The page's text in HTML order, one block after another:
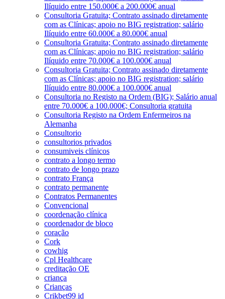
Ilíquido entre 150.000€ a 200.000€ anual
Consultoria Gratuita; Contrato assinado diretamente
com as Clínicas; apoio no BIG registration; salário
Ilíquido entre 60.000€ a 80.000€ anual
Consultoria Gratuita; Contrato assinado diretamente
com as Clínicas; apoio no BIG registration; salário
Ilíquido entre 70.000€ a 100.000€ anual
Consultoria Gratuita; Contrato assinado diretamente
com as Clínicas; apoio no BIG registration; salário
Ilíquido entre 80.000€ a 100.000€ anual
Consultoria no Registo na Ordem (BIG); Salário anual
entre 70.000€ a 100.000€; Consultoria gratuita
Consultoria Registo na Ordem Enfermeiros na
Alemanha
Consultorio
consultorios privados
consumiveis clínicos
contrato a longo termo
contrato de longo prazo
contrato França
contrato permanente
Contratos Permanentes
Convencional
coordenação clínica
coordenador de bloco
coração
Cork
cowhig
Cpl Healthcare
creditação OE
criança
Crianças
Crikbet99 id